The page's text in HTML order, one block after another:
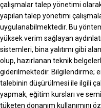
çalışmalar talep yönetimi
yapılan talep yönetimi
uygulanabilmektedir. Bu
yüksek verim sağlayan
sistemleri, bina yalıtımı gibi
olup, hazırlanan teknik
giderilmektedir. Bilgilendirme;
talebinin düşürülmesi ile ilgili
yapmak, eğitim kursları ve
tüketen donanım kullanımını